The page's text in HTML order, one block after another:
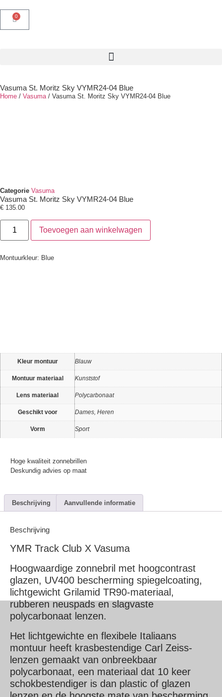
0
Vasuma St. Moritz Sky VYMR24-04 Blue
Home / Vasuma/ Vasuma St. Moritz Sky VYMR24-04 Blue
Categorie Vasuma
Vasuma St. Moritz Sky VYMR24-04 Blue
€ 135.00
Toevoegen aan winkelwagen
Montuurkleur: Blue
Kleur montuur Blauw
Montuur materiaal Kunststof
Lens materiaal Polycarbonaat
Geschikt voor Dames, Heren
Vorm Sport
Hoge kwaliteit zonnebrillen
Deskundig advies op maat
Beschrijving Aanvullende informatie
Beschrijving
YMR Track Club X Vasuma
Hoogwaardige zonnebril met hoogcontrast
glazen, UV400 bescherming spiegelcoating,
lichtgewicht Grilamid TR90-materiaal,
rubberen neuspads en slagvaste
polycarbonaat lenzen.
Het lichtgewichte en flexibele Italiaans
montuur heeft krasbestendige Carl Zeiss-
lenzen gemaakt van onbreekbaar
polycarbonaat, een materiaal dat 10 keer
schokbestendiger is dan plastic of glazen